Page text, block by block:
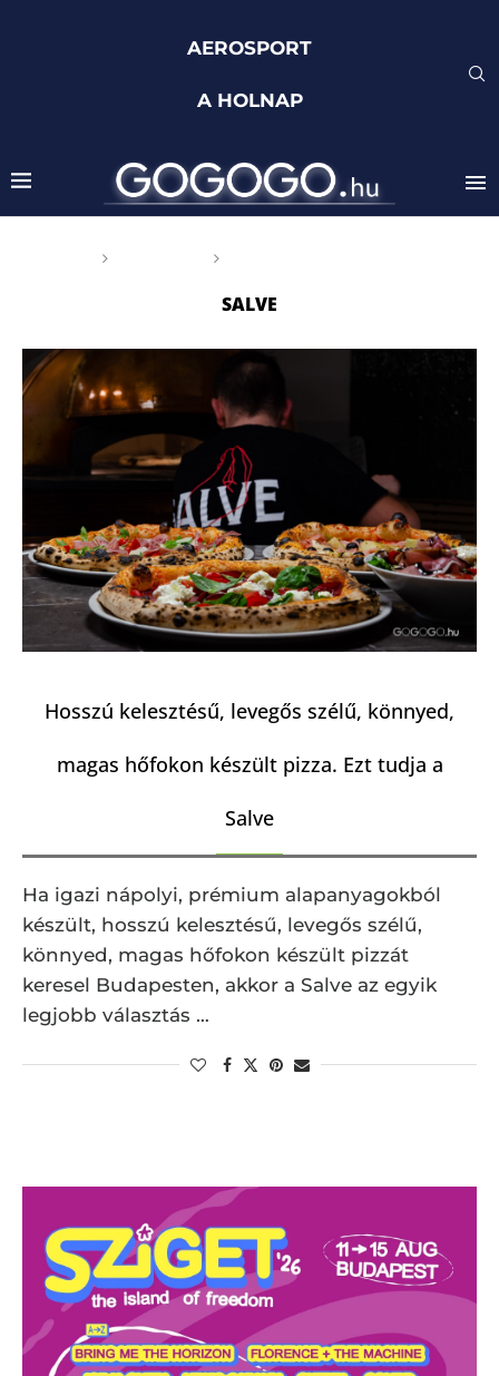
AEROSPORT
A HOLNAP
SALVE
Hosszú kelesztésű, levegős szélű, könnyed,
magas hőfokon készült pizza. Ezt tudja a
Salve
Ha igazi nápolyi, prémium alapanyagokból
készült, hosszú kelesztésű, levegős szélű,
könnyed, magas hőfokon készült pizzát
keresel Budapesten, akkor a Salve az egyik
legjobb választás …